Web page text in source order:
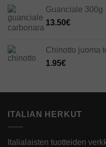
Guanciale 300g
13.50€
Chinotto juoma
1.95€
ITALIAN HERKUT
Italialaisten tuotteiden